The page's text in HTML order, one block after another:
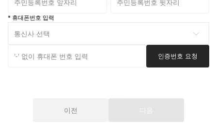
* 휴대폰번호 입력
통신사 선택
인증번호 요청
이전 다음